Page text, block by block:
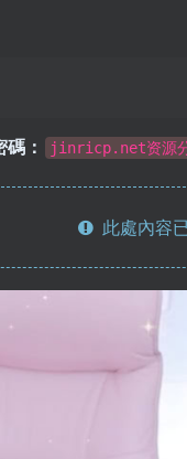
： jinricp.net资源
此處內容